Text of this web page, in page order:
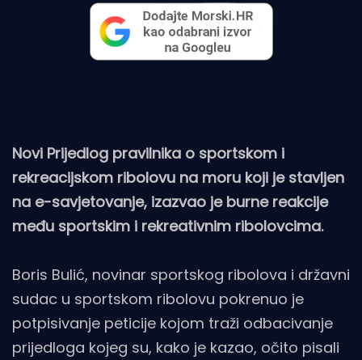
Novi Prijedlog pravilnika o sportskom i
rekreacijskom ribolovu na moru koji je stavljen
na e-savjetovanje, izazvao je burne reakcije
među sportskim i rekreativnim ribolovcima.
Boris Bulić, novinar sportskog ribolova i državni
sudac u sportskom ribolovu pokrenuo je
potpisivanje peticije kojom traži odbacivanje
prijedloga kojeg su, kako je kazao, očito pisali